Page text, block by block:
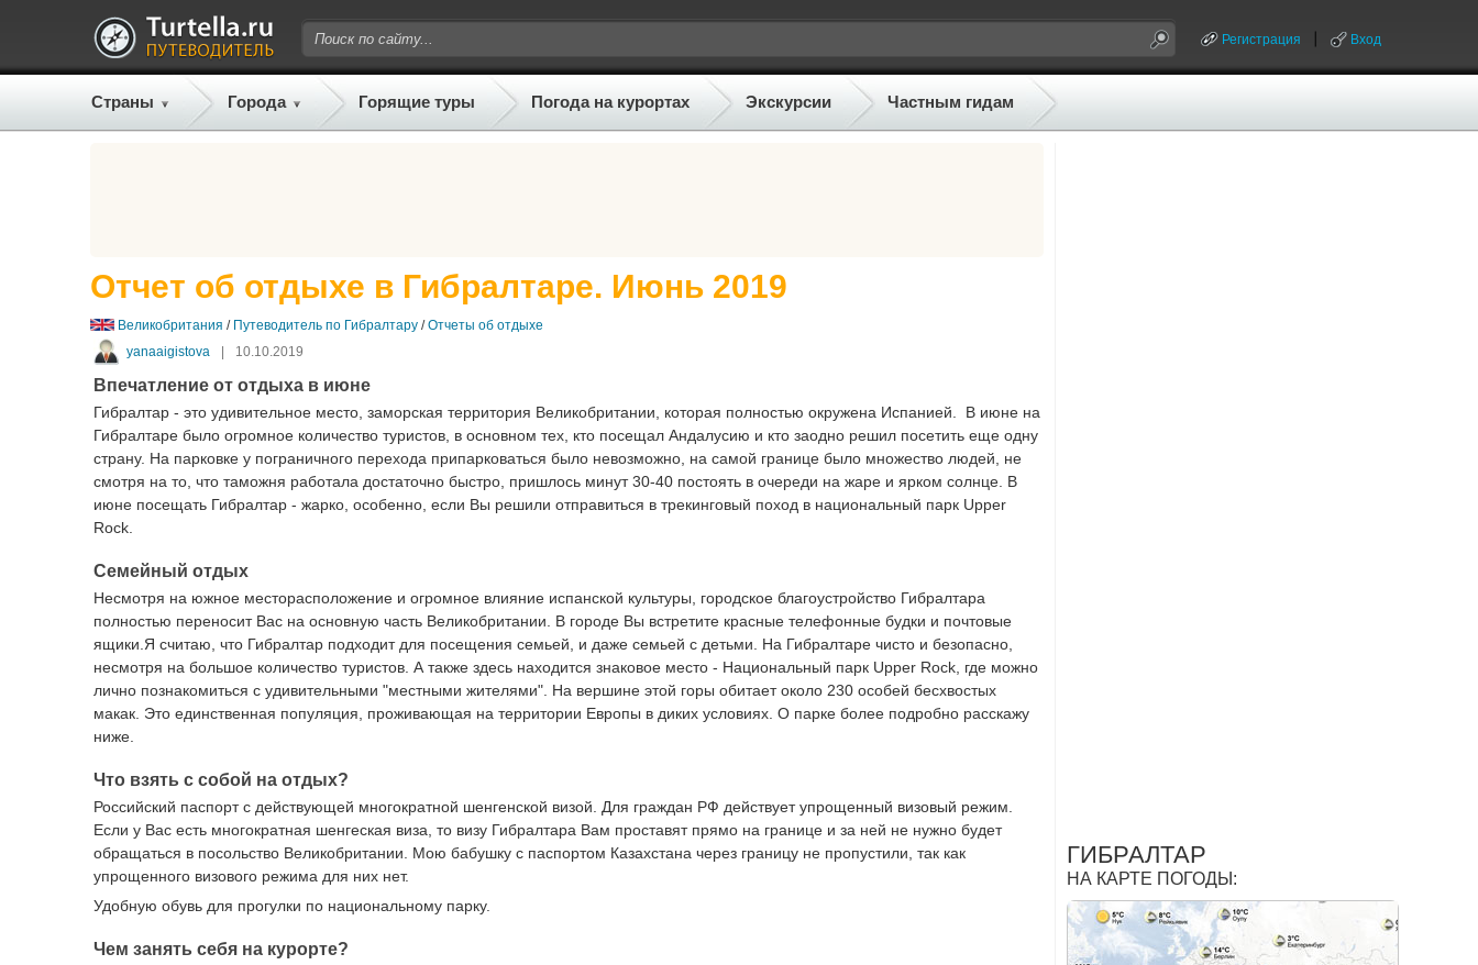
Регистрация Вход
Страны Города Горящие туры Погода на курортах Экскурсии Частным гидам
Отчет об отдыхе в Гибралтаре. Июнь 2019
Великобритания / Путеводитель по Гибралтару /Отчеты об отдыхе
yanaaigistova
| 10.10.2019
Впечатление от отдыха в июне
Гибралтар - это удивительное место, заморская территория Великобритании, которая полностью окружена Испанией. В июне на
Гибралтаре было огромное количество туристов, в основном тех, кто посещал Андалусию и кто заодно решил посетить еще одну
страну. На парковке у пограничного перехода припарковаться было невозможно, на самой границе было множество людей, не
смотря на то, что таможня работала достаточно быстро, пришлось минут 30-40 постоять в очереди на жаре и ярком солнце. В
июне посещать Гибралтар - жарко, особенно, если Вы решили отправиться в трекинговый поход в национальный парк Upper
Rock.
Семейный отдых
Несмотря на южное месторасположение и огромное влияние испанской культуры, городское благоустройство Гибралтара
полностью переносит Вас на основную часть Великобритании. В городе Вы встретите красные телефонные будки и почтовые
ящики.Я считаю, что Гибралтар подходит для посещения семьей, и даже семьей с детьми. На Гибралтаре чисто и безопасно,
несмотря на большое количество туристов. А также здесь находится знаковое место - Национальный парк Upper Rock, где можно
лично познакомиться с удивительными "местными жителями". На вершине этой горы обитает около 230 особей бесхвостых
макак. Это единственная популяция, проживающая на территории Европы в диких условиях. О парке более подробно расскажу
ниже.
Что взять с собой на отдых?
Российский паспорт с действующей многократной шенгенской визой. Для граждан РФ действует упрощенный визовый режим.
Если у Вас есть многократная шенгеская виза, то визу Гибралтара Вам проставят прямо на границе и за ней не нужно будет
обращаться в посольство Великобритании. Мою бабушку с паспортом Казахстана через границу не пропустили, так как
упрощенного визового режима для них нет.
Удобную обувь для прогулки по национальному парку.
Чем занять себя на курорте?
ГИБРАЛТАР
НА КАРТЕ ПОГОДЫ: